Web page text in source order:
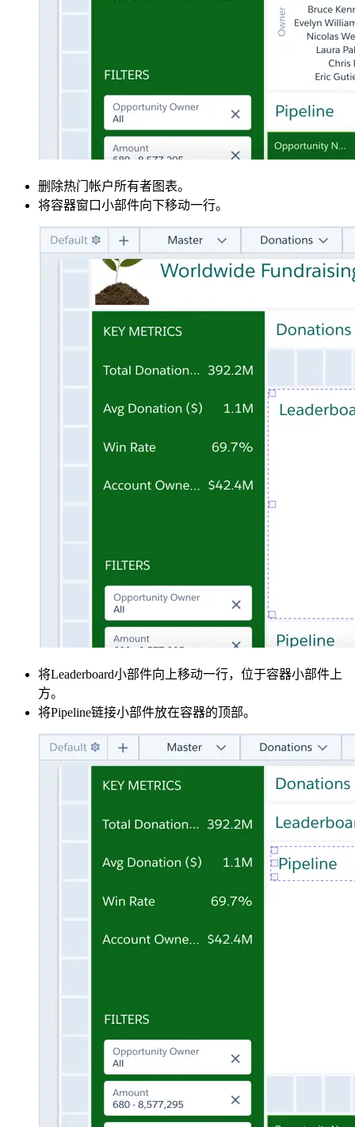
删除热门帐户所有者图表。
将容器窗口小部件向下移动一行。
将Leaderboard小部件向上移动一行，位于容器小部件上
方。
将Pipeline链接小部件放在容器的顶部。